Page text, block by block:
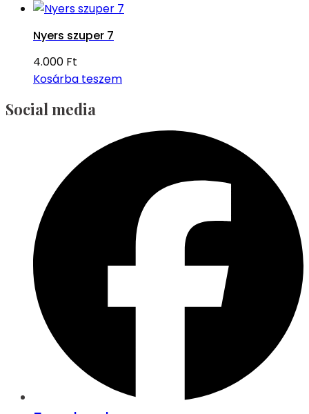
Nyers szuper 7
4.000 Ft
Kosárba teszem
Social media